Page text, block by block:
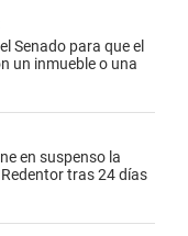
Senado para que el
un inmueble o una
en suspenso la
tras 24 días